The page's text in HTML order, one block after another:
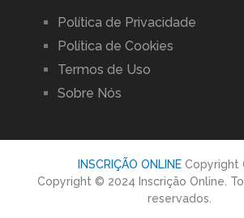
Política de Privacidade
Política de Cookies
Termos de Uso
Sobre Nós
INSCRIÇÃO ONLINECopyright
Copyright © 2024 Inscrição Online.
reservados.